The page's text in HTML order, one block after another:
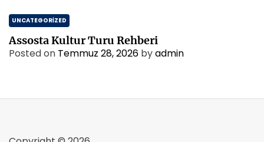
UNCATEGORIZED
Assosta Kultur Turu Rehberi
Posted on Temmuz 28, 2026 byadmin